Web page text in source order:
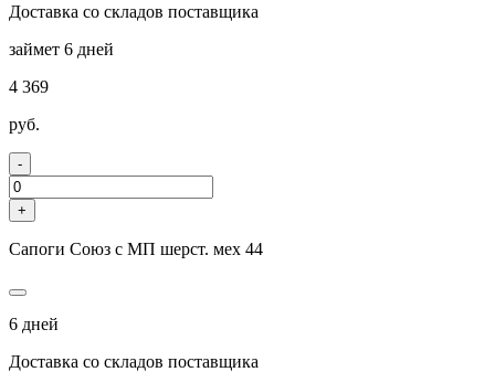
Доставка со складов поставщика
займет 6 дней
4 369
руб.
-
+
Сапоги Союз с МП шерст. мех 44
6 дней
Доставка со складов поставщика